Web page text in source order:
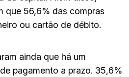
que 56,6% das compras
ou cartão de débito.
ainda que há um
pagamento a prazo. 35,6%